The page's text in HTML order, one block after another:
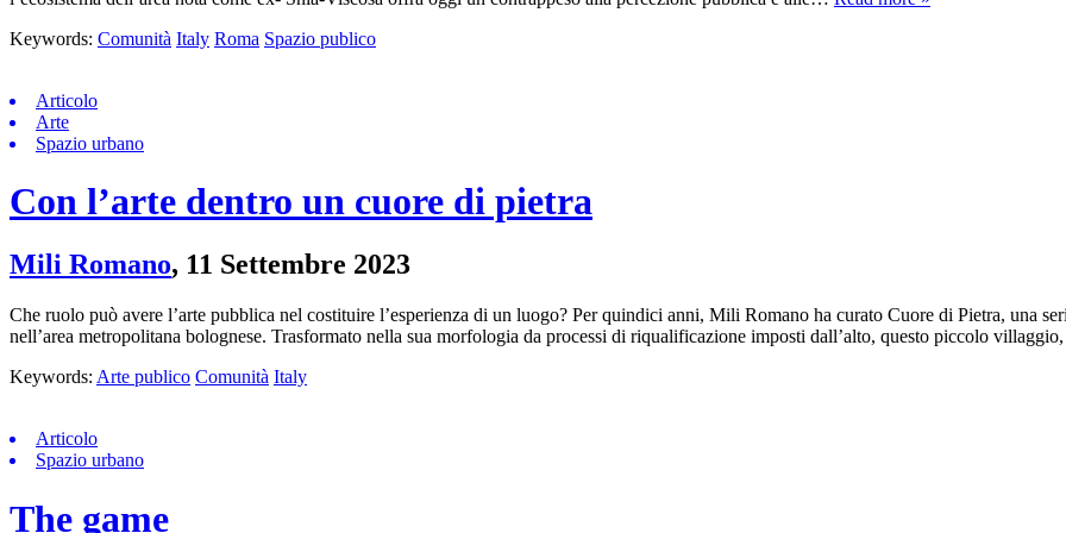
Keywords: Comunità Italy Roma Spazio publico
Articolo
Arte
Spazio urbano
Con l’arte dentro un cuore di pietra
Mili Romano, 11 Settembre 2023
Che ruolo può avere l’arte pubblica nel costituire l’esperienza di un luogo? Per quindici anni, Mili Romano ha curato Cuore di Pietra, una
nell’area metropolitana bolognese. Trasformato nella sua morfologia da processi di riqualificazione imposti dall’alto, questo piccolo
Keywords: Arte publico Comunità Italy
Articolo
Spazio urbano
The game